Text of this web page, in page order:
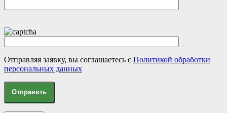
Отправляя заявку, вы соглашаетесь с Политикой обработки
персональных данных